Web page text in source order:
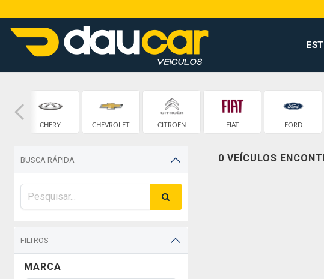
CHERY CHEVROLET CITROEN FIAT FORD
BUSCA RÁPIDA
FILTROS
MARCA
0 VEÍCULOS